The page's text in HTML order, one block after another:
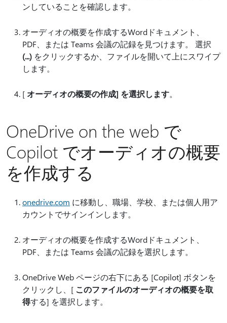
ンしていることを確認します。
オーディオの概要を作成するWordドキュメント、
PDF、または Teams 会議の記録を見つけます。 選択
(...) をクリックするか、ファイルを開いて上にスワイプ
します。
[ オーディオの概要の作成] を選択します。
OneDrive on the web で
Copilot でオーディオの概要
を作成する
onedrive.com に移動し、職場、学校、または個人用ア
カウントでサインインします。
オーディオの概要を作成するWordドキュメント、
PDF、または Teams 会議の記録を選択します。
OneDrive Web ページの右下にある [Copilot] ボタンを
クリックし、[ このファイルのオーディオの概要を取
得する] を選択します。